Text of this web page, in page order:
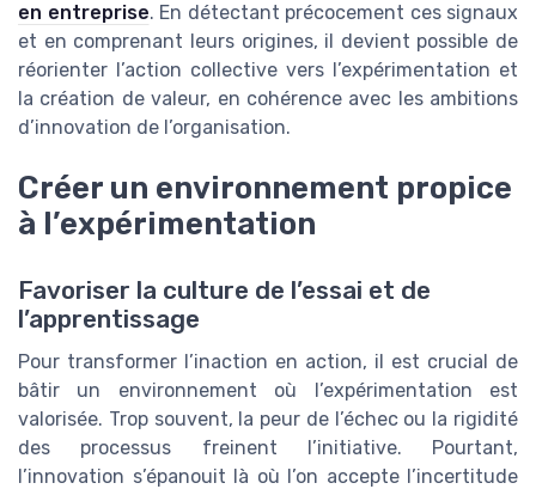
en entreprise. En détectant précocement ces signaux
et en comprenant leurs origines, il devient possible de
réorienter l’action collective vers l’expérimentation et
la création de valeur, en cohérence avec les ambitions
d’innovation de l’organisation.
Créer un environnement propice
à l’expérimentation
Favoriser la culture de l’essai et de
l’apprentissage
Pour transformer l’inaction en action, il est crucial de
bâtir un environnement où l’expérimentation est
valorisée. Trop souvent, la peur de l’échec ou la rigidité
des processus freinent l’initiative. Pourtant,
l’innovation s’épanouit là où l’on accepte l’incertitude